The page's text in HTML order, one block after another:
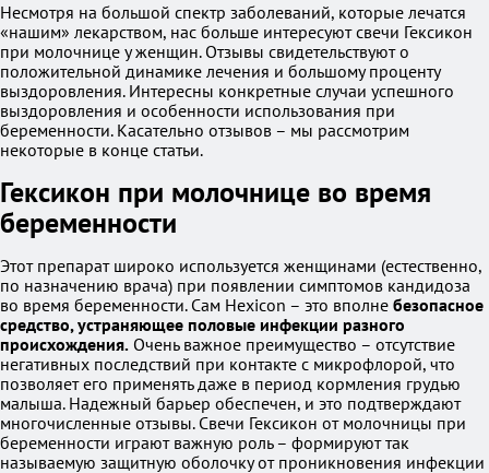
Несмотря на большой спектр заболеваний, которые лечатся
«нашим» лекарством, нас больше интересуют свечи Гексикон
при молочнице у женщин. Отзывы свидетельствуют о
положительной динамике лечения и большому проценту
выздоровления. Интересны конкретные случаи успешного
выздоровления и особенности использования при
беременности. Касательно отзывов – мы рассмотрим
некоторые в конце статьи.
Гексикон при молочнице во время
беременности
Этот препарат широко используется женщинами (естественно,
по назначению врача) при появлении симптомов кандидоза
во время беременности. Сам Hexicon – это вполне безопасное
средство, устраняющее половые инфекции разного
происхождения. Очень важное преимущество – отсутствие
негативных последствий при контакте с микрофлорой, что
позволяет его применять даже в период кормления грудью
малыша. Надежный барьер обеспечен, и это подтверждают
многочисленные отзывы. Свечи Гексикон от молочницы при
беременности играют важную роль – формируют так
называемую защитную оболочку от проникновения инфекции